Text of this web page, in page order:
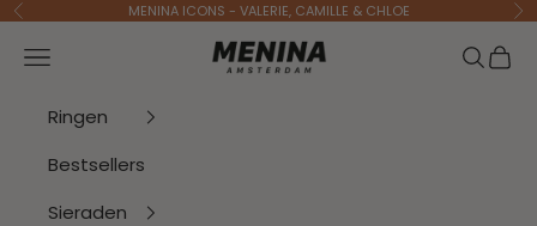
Naar inhoud
Vorige MENINA ICONS - VALERIE, CAMILLE & CHLOE
Menina Amsterdam
Navigatiemenu openen Zoeken
Ringen
Bestsellers
Sieraden